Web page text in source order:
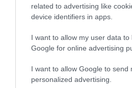
related to advertising like
device identifiers in apps.
I want to allow my user data to
Google for online advertising
I want to allow Google to send
personalized advertising.
5.0
Összesen 1
5 1
4 0
2 0